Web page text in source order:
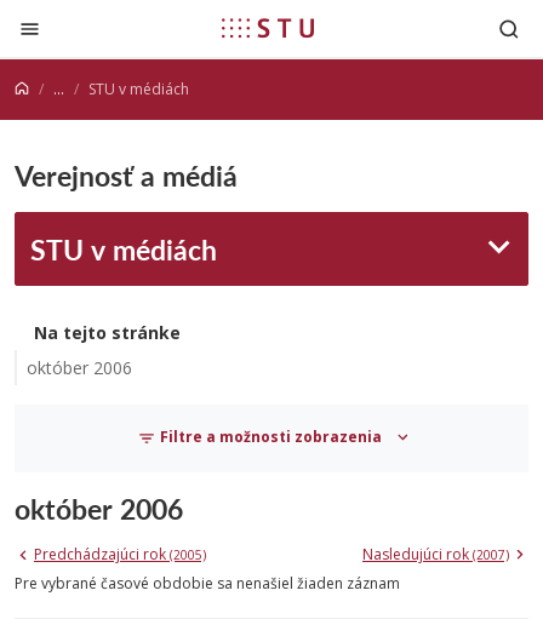
Prejsť na obsah
... STU v médiách
Verejnosť a médiá
STU v médiách
Na tejto stránke
október 2006
Filtre a možnosti zobrazenia
október 2006
Predchádzajúci rok (2005) Nasledujúci rok (2007)
Pre vybrané časové obdobie sa nenašiel žiaden záznam